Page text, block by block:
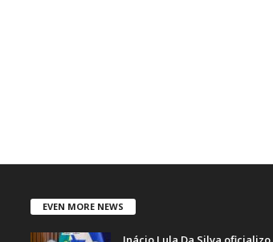
EVEN MORE NEWS